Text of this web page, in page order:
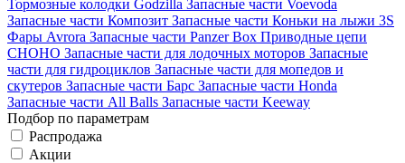
Тормозные колодки Godzilla Запасные части Voevoda
Запасные части Композит Запасные части Коньки на лыжи 3S
Фары Avrora Запасные части Panzer Box Приводные цепи
CHOHO Запасные части для лодочных моторов Запасные
части для гидроциклов Запасные части для мопедов и
скутеров Запасные части Барс Запасные части Honda
Запасные части All Balls Запасные части Keeway
Подбор по параметрам
Распродажа
Акции